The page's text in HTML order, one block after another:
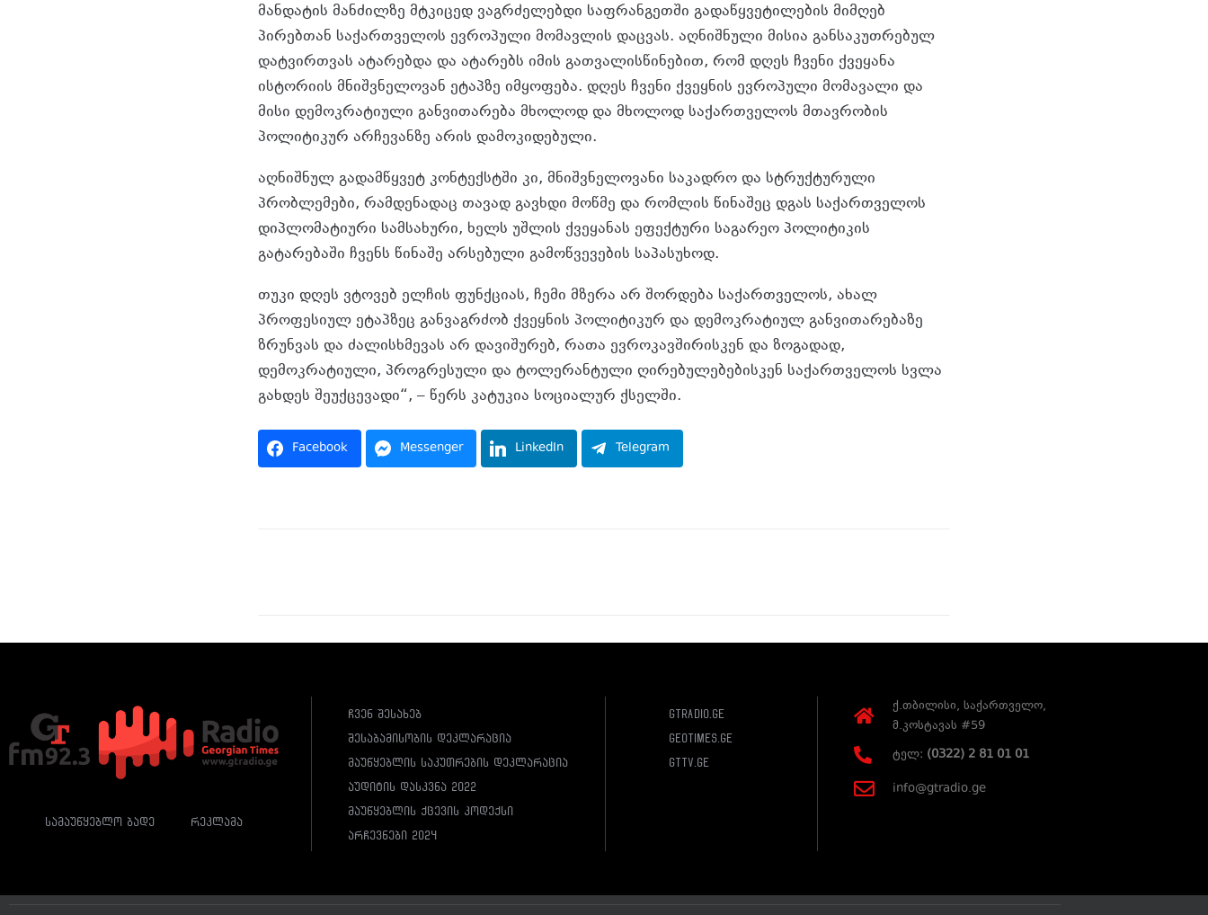
მანდატის მანძილზე მტკიცედ ვაგრძელებდი საფრანგეთში გადაწყვეტილების მიმღებ
პირებთან საქართველოს ევროპული მომავლის დაცვას. აღნიშნული მისია განსაკუთრებულ
დატვირთვას ატარებდა და ატარებს იმის გათვალისწინებით, რომ დღეს ჩვენი ქვეყანა
ისტორიის მნიშვნელოვან ეტაპზე იმყოფება. დღეს ჩვენი ქვეყნის ევროპული მომავალი და
მისი დემოკრატიული განვითარება მხოლოდ და მხოლოდ საქართველოს მთავრობის
პოლიტიკურ არჩევანზე არის დამოკიდებული.
აღნიშნულ გადამწყვეტ კონტექსტში კი, მნიშვნელოვანი საკადრო და სტრუქტურული
პრობლემები, რამდენადაც თავად გავხდი მოწმე და რომლის წინაშეც დგას საქართველოს
დიპლომატიური სამსახური, ხელს უშლის ქვეყანას ეფექტური საგარეო პოლიტიკის
გატარებაში ჩვენს წინაშე არსებული გამოწვევების საპასუხოდ.
თუკი დღეს ვტოვებ ელჩის ფუნქციას, ჩემი მზერა არ შორდება საქართველოს, ახალ
პროფესიულ ეტაპზეც განვაგრძობ ქვეყნის პოლიტიკურ და დემოკრატიულ განვითარებაზე
ზრუნვას და ძალისხმევას არ დავიშურებ, რათა ევროკავშირისკენ და ზოგადად,
დემოკრატიული, პროგრესული და ტოლერანტული ღირებულებებისკენ საქართველოს სვლა
გახდეს შეუქცევადი“, – წერს კატუკია სოციალურ ქსელში.
Facebook Messenger LinkedIn Telegram
სამაუწყებლო ბადე რეკლამა
ჩვენ შესახებ
შესაბამისობის დეკლარაცია
მაუწყებლის საკუთრების დეკლარაცია
აუდიტის დასკვნა 2022
მაუწყებლის ქცევის კოდექსი
არჩევნები 2024
gtradio.ge
geotimes.ge
gttv.ge
ქ.თბილისი, საქართველო,
მ.კოსტავას #59
ტელ: (0322) 2 81 01 01
info@gtradio.ge